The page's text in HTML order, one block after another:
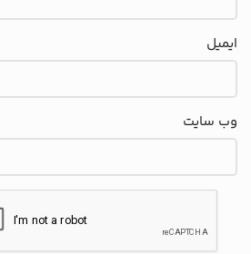
ایمیل
وب‌ سایت